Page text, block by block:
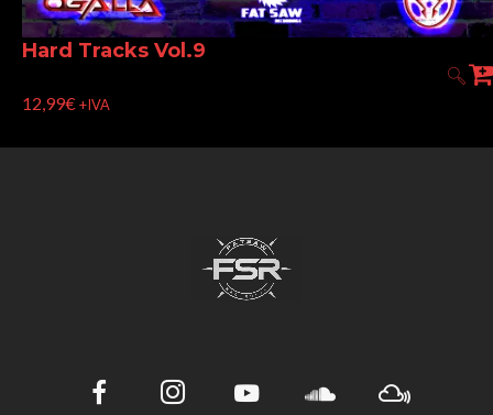
Hard Tracks Vol.9
12,99€+IVA